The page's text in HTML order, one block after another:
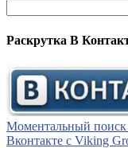
Раскрутка В
Моментальный поиск
Вконтакте с Viking